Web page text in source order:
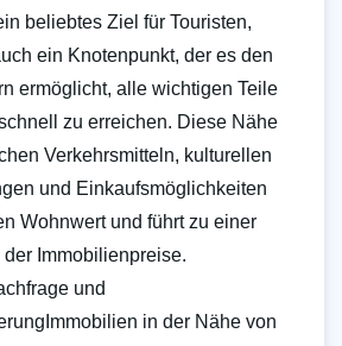
beliebtes Ziel für Touristen,
ein Knotenpunkt, der es den
ermöglicht, alle wichtigen Teile
zu erreichen. Diese Nähe
Verkehrsmitteln, kulturellen
und Einkaufsmöglichkeiten
Wohnwert und führt zu einer
der Immobilienpreise.
und
in der Nähe von